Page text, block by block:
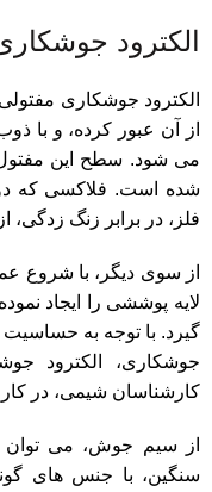
الکترود
الکترود جوشکاری
از آن عبور کرده، و با
می شود. سطح این مفتول
شده است. فلاکسی که
فلز، در برابر زنگ
از سوی دیگر، با شروع
لایه پوششی را ایجاد
گیرد. با توجه به
جوشکاری، الکترود
کارشناسان شیمی، در
از سیم جوش، می
سنگین، با جنس های